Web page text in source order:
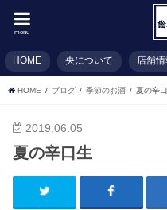
menu
HOME 央について 店舗情
HOME ブログ 季節のお酒 夏の辛
2019.06.05
夏の辛口生